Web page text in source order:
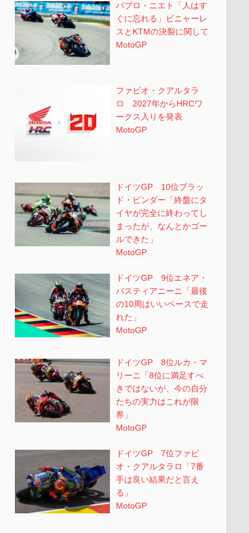
パブロ・ニエト「人はす
ぐに忘れる」ビニャーレ
スとKTMの決裂に関して
MotoGP
ファビオ・クアルタラ
ロ 2027年からHRCワ
ークス入りを発表
MotoGP
ドイツGP 10位ブラッ
ド・ビンダー「終盤にタ
イヤが完全に終わってし
まったが、なんとかゴー
ルできた」
MotoGP
ドイツGP 9位エネア・
バスティアニーニ「最後
の10周はいいペースで走
れた」
MotoGP
ドイツGP 8位ルカ・マ
リーニ「8位に満足すべ
きではないが、今の自分
たちの実力はこれが限
界」
MotoGP
ドイツGP 7位ファビ
オ・クアルタラロ「7番
手は良い結果だと言え
る」
MotoGP